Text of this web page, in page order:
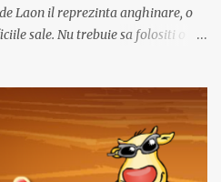
Laon il reprezinta anghinare, o
sale. Nu trebuie sa folositi o